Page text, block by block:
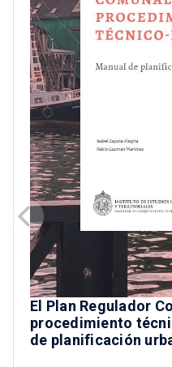
El Plan Regulador
procedimiento
de planificación